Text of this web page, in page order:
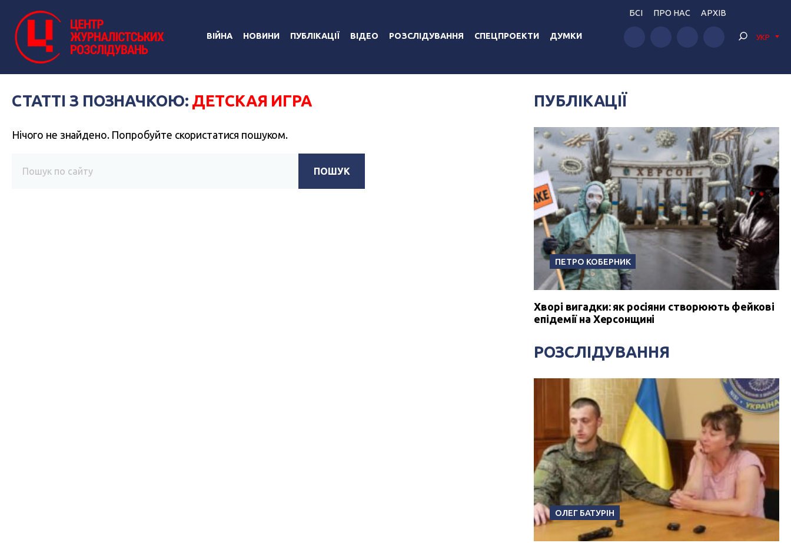
ВІЙНА НОВИНИ ПУБЛІКАЦІЇ ВІДЕО РОЗСЛІДУВАННЯ СПЕЦПРОЕКТИ ДУМКИ
БСІ ПРО НАС АРХІВ
УКР
СТАТТІ З ПОЗНАЧКОЮ: ДЕТСКАЯ ИГРА
Нічого не знайдено. Попробуйте скористатися пошуком.
ПОШУК
ПУБЛІКАЦІЇ
ПЕТРО КОБЕРНИК
Хворі вигадки: як росіяни створюють фейкові
епідемії на Херсонщині
РОЗСЛІДУВАННЯ
ОЛЕГ БАТУРІН